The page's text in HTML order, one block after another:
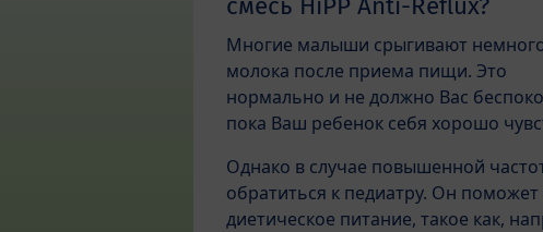
смесь HiPP Anti-Reflux?
Многие малыши срыгивают
молока после приема пищи. Это
нормально и не должно Вас
пока Ваш ребенок себя хорошо
Однако в случае повышенной
обратиться к педиатру. Он
диетическое питание, такое как,